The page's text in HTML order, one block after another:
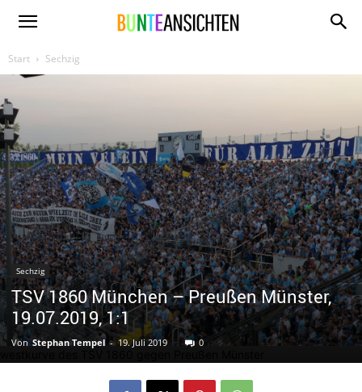
www.bunte-
ansichten.de
Start Sechzig
Sechzig
TSV 1860 München – Preußen Münster,
19.07.2019, 1:1
Von Stephan Tempel - 19. Juli 2019 0